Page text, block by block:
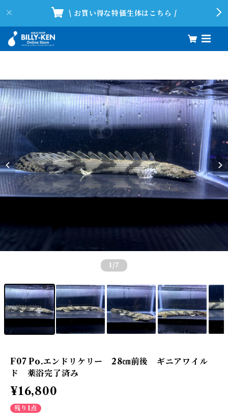
\ お買い得な特価生体はこちら /
1 /7
F07 Po.エンドリケリー 28㎝前後 ギニアワイル
ド 薬浴完了済み
¥16,800
残り1点